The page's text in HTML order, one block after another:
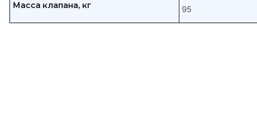
Масса клапана, кг 95